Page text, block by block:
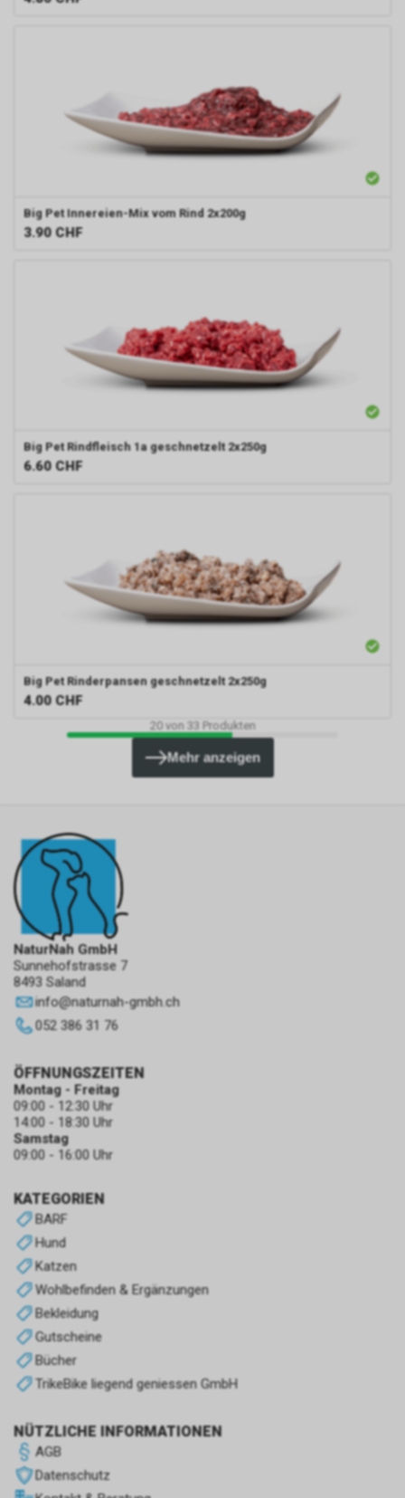
Big Pet Innereien-Mix vom Rind 2x200g
3.90 CHF
Big Pet Rindfleisch 1a geschnetzelt 2x250g
6.60 CHF
Big Pet Rinderpansen geschnetzelt 2x250g
4.00 CHF
20von 33 Produkten
Mehr anzeigen
NaturNah GmbH
Sunnehofstrasse 7
8493 Saland
info@naturnah-gmbh.ch
052 386 31 76
KATEGORIEN
BARF
Hund
Katzen
Wohlbefinden & Ergänzungen
Bekleidung
Gutscheine
Bücher
TrikeBike liegend geniessen GmbH
NÜTZLICHE INFORMATIONEN
AGB
Datenschutz
ÖFFNUNGSZEITEN
Montag - Freitag
09:00 - 12:30 Uhr
14:00 - 18:30 Uhr
Samstag
09:00 - 16:00 Uhr